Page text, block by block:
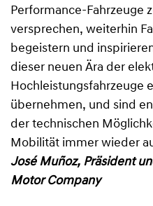
Performance-Fahrzeuge
versprechen, weiterhin
begeistern und
dieser neuen Ära der
Hochleistungsfahrzeuge
übernehmen, und sind
der technischen
Mobilität immer wieder
José Muñoz, Präsident
Motor Company